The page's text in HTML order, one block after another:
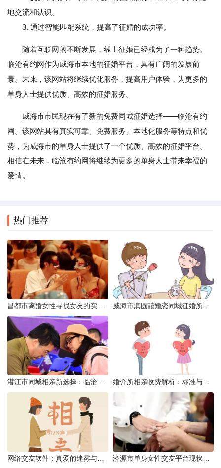
地交流和认识。
3. 通过智能匹配系统，提高了征婚的成功率。
随着互联网的不断发展，线上征婚已经成为了一种趋势。
临沧有约网作为威海市本地的征婚平台，具有广阔的发展前
景。未来，该网站将继续优化服务，提高用户体验，为更多的
单身人士提供优质、高效的征婚服务。
威海市市民现在有了新的免费同城征婚选择——临沧有约
网。该网站具有真实可靠、免费服务、本地化服务等特点和优
势，为威海市的单身人士提供了一个优质、高效的征婚平台。
相信在未来，临沧有约网将继续为更多的单身人士带来幸福的
爱情。
热门推荐